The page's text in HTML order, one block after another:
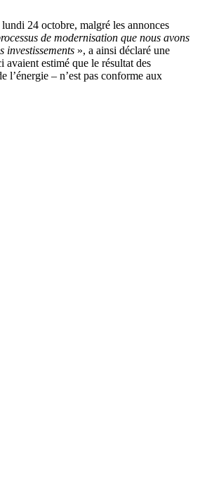
24 octobre, malgré les annonces
de modernisation que nous avons
investissements », a ainsi déclaré une
estimé que le résultat des
l’énergie – n’est pas conforme aux